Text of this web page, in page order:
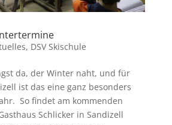
, DSV Skischule
da, der Winter naht, und für
ist das eine ganz besonders
So findet am kommenden
Schlicker in Sandizell